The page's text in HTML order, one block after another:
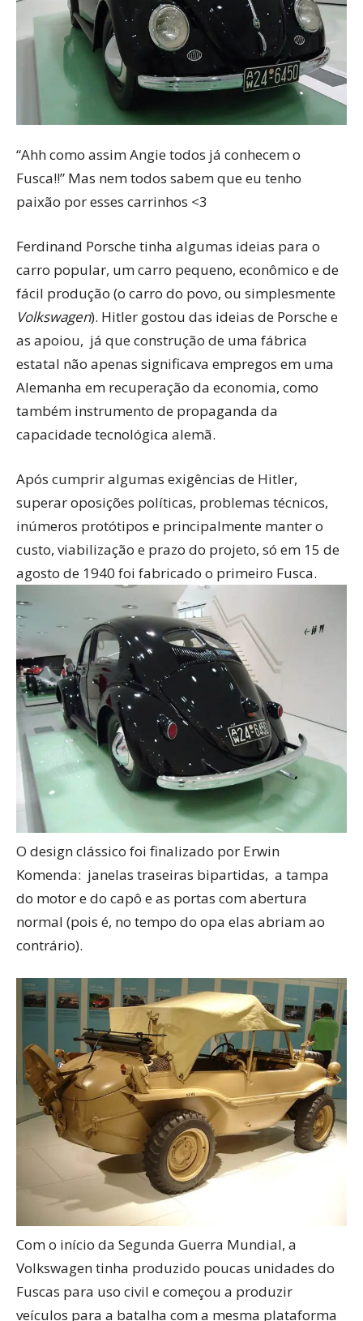
“Ahh como assim Angie todos já conhecem o
Fusca!!” Mas nem todos sabem que eu tenho
paixão por esses carrinhos <3
Ferdinand Porsche tinha algumas ideias para o
carro popular, um carro pequeno, econômico e de
fácil produção (o carro do povo, ou simplesmente
Volkswagen). Hitler gostou das ideias de Porsche e
as apoiou, já que construção de uma fábrica
estatal não apenas significava empregos em uma
Alemanha em recuperação da economia, como
também instrumento de propaganda da
capacidade tecnológica alemã.
Após cumprir algumas exigências de Hitler,
superar oposições políticas, problemas técnicos,
inúmeros protótipos e principalmente manter o
custo, viabilização e prazo do projeto, só em 15 de
agosto de 1940 foi fabricado o primeiro Fusca.
O design clássico foi finalizado por Erwin
Komenda: janelas traseiras bipartidas, a tampa
do motor e do capô e as portas com abertura
normal (pois é, no tempo do opa elas abriam ao
contrário).
Com o início da Segunda Guerra Mundial, a
Volkswagen tinha produzido poucas unidades do
Fuscas para uso civil e começou a produzir
veículos para a batalha com a mesma plataforma